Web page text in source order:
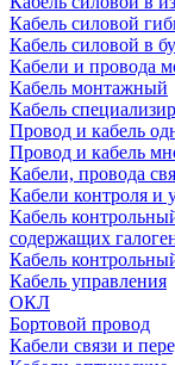
Кабель силовой
Кабель силовой в
Кабели и провода
Кабель монтажный
Кабель
Провод и кабель
Провод и кабель
Кабели, провода
Кабели контроля и
Кабель
содержащих
Кабель
Кабель управления
ОКЛ
Бортовой провод
Кабели связи и